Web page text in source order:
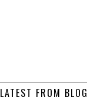
LATEST FROM BLOG